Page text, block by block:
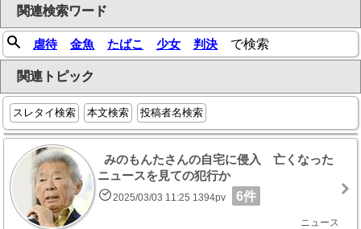
関連検索ワード
虐待 金魚 たばこ 少女 判決 で検索
関連トピック
スレタイ検索 本文検索 投稿者名検索
みのもんたさんの自宅に侵入 亡くなった
ニュースを見ての犯行か
2025/03/03 11:25 1394pv 6件
ニュース